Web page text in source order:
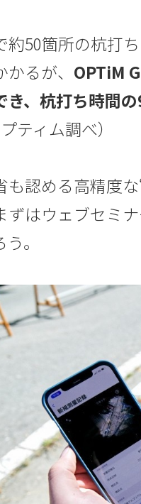
約50箇所の杭打
るが、 OPTiM
き、杭打ち時間
ティム調べ）
も認める高精度
ずはウェブセミ
。